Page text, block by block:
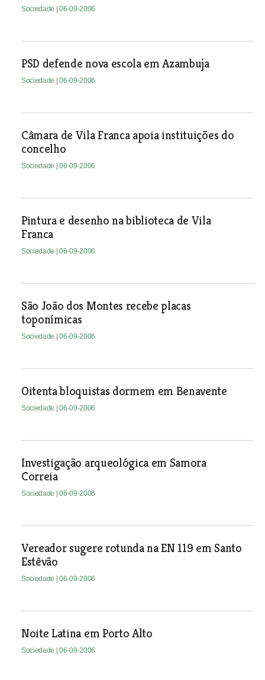
Sociedade | 06-09-2006
PSD defende nova escola em Azambuja
Sociedade | 06-09-2006
Câmara de Vila Franca apoia instituições do
concelho
Sociedade | 06-09-2006
Pintura e desenho na biblioteca de Vila
Franca
Sociedade | 06-09-2006
São João dos Montes recebe placas
toponímicas
Sociedade | 06-09-2006
Oitenta bloquistas dormem em Benavente
Sociedade | 06-09-2006
Investigação arqueológica em Samora
Correia
Sociedade | 06-09-2006
Vereador sugere rotunda na EN 119 em Santo
Estêvão
Sociedade | 06-09-2006
Noite Latina em Porto Alto
Sociedade | 06-09-2006